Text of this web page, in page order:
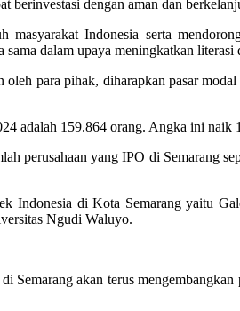
berinvestasi dengan aman dan
Indonesia serta
dalam upaya meningkatkan
para pihak, diharapkan pasar
adalah 159.864 orang. Angka ini
yang IPO di Semarang
Indonesia di Kota Semarang yaitu
Ngudi Waluyo.
akan terus